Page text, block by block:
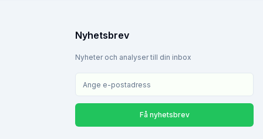
Nyhetsbrev
Nyheter och analyser till din inbox
Få nyhetsbrev